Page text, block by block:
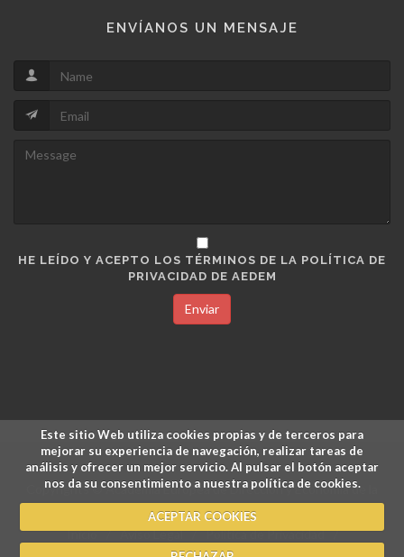
ENVÍANOS UN MENSAJE
HE LEÍDO Y ACEPTO LOS TÉRMINOS DE LA POLÍTICA DE
PRIVACIDAD DE AEDEM
Enviar
Copyrights © Academia Europea de Dirección y Economía de la
Empresa.
Inicio / Aviso Legal / Política de Privacidad /
Este sitio Web utiliza cookies propias y de terceros para
mejorar su experiencia de navegación, realizar tareas de
análisis y ofrecer un mejor servicio. Al pulsar el botón aceptar
nos da su consentimiento a nuestra política de cookies.
ACEPTAR COOKIES